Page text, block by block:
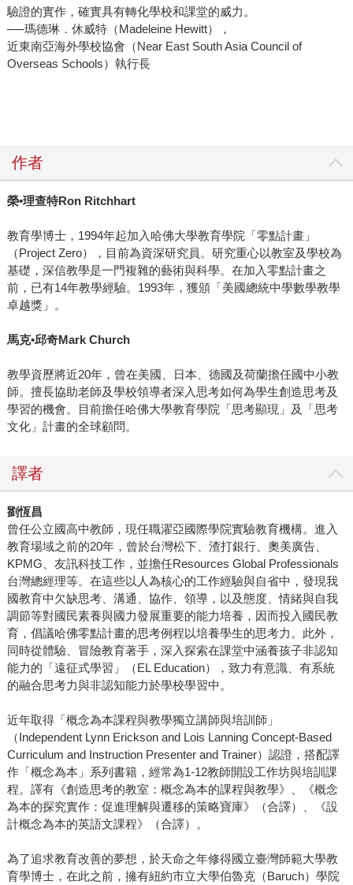
驗證的實作，確實具有轉化學校和課堂的威力。
──瑪德琳．休威特（Madeleine Hewitt），
近東南亞海外學校協會（Near East South Asia Council of
Overseas Schools）執行長
作者
榮•理查特Ron Ritchhart
教育學博士，1994年起加入哈佛大學教育學院「零點計畫」
（Project Zero），目前為資深研究員。研究重心以教室及學校為
基礎，深信教學是一門複雜的藝術與科學。在加入零點計畫之
前，已有14年教學經驗。1993年，獲頒「美國總統中學數學教學
卓越獎」。
馬克•邱奇Mark Church
教學資歷將近20年，曾在美國、日本、德國及荷蘭擔任國中小教
師。擅長協助老師及學校領導者深入思考如何為學生創造思考及
學習的機會。目前擔任哈佛大學教育學院「思考顯現」及「思考
文化」計畫的全球顧問。
譯者
劉恆昌
曾任公立國高中教師，現任職濯亞國際學院實驗教育機構。進入
教育場域之前的20年，曾於台灣松下、渣打銀行、奧美廣告、
KPMG、友訊科技工作，並擔任Resources Global Professionals
台灣總經理等。在這些以人為核心的工作經驗與自省中，發現我
國教育中欠缺思考、溝通、協作、領導，以及態度、情緒與自我
調節等對國民素養與國力發展重要的能力培養，因而投入國民教
育，倡議哈佛零點計畫的思考例程以培養學生的思考力。此外，
同時從體驗、冒險教育著手，深入探索在課堂中涵養孩子非認知
能力的「遠征式學習」（EL Education），致力有意識、有系統
的融合思考力與非認知能力於學校學習中。
近年取得「概念為本課程與教學獨立講師與培訓師」
（Independent Lynn Erickson and Lois Lanning Concept-Based
Curriculum and Instruction Presenter and Trainer）認證，搭配譯
作「概念為本」系列書籍，經常為1-12教師開設工作坊與培訓課
程。譯有《創造思考的教室：概念為本的課程與教學》、《概念
為本的探究實作：促進理解與遷移的策略寶庫》（合譯）、《設
計概念為本的英語文課程》（合譯）。
為了追求教育改善的夢想，於天命之年修得國立臺灣師範大學教
育學博士，在此之前，擁有紐約市立大學伯魯克（Baruch）學院